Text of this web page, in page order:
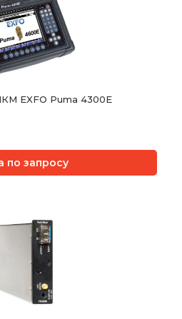
EXFO Puma 4300E
по запросу